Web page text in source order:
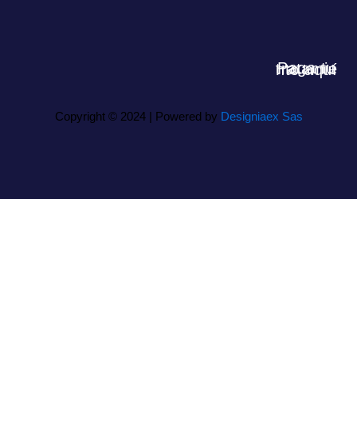
Paga tu tratamiento aquí
Copyright © 2024 | Powered by Designiaex Sas